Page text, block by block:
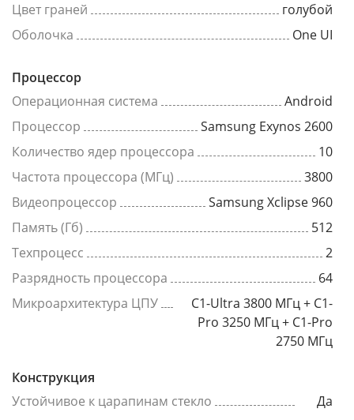
Цвет граней
голубой
Оболочка
One UI
Процессор
Операционная система
Android
Процессор
Samsung Exynos 2600
Количество ядер процессора
10
Частота процессора (МГц)
3800
Видеопроцессор
Samsung Xclipse 960
Память (Гб)
512
Техпроцесс
2
Разрядность процессора
64
Микроархитектура ЦПУ
C1-Ultra 3800 МГц + C1-
Pro 3250 МГц + C1-Pro
2750 МГц
Конструкция
Устойчивое к царапинам стекло
Да